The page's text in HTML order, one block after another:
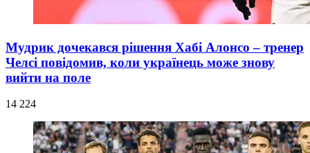
Мудрик дочекався рішення Хабі Алонсо – тренер
Челсі повідомив, коли українець може знову
вийти на поле
14 224